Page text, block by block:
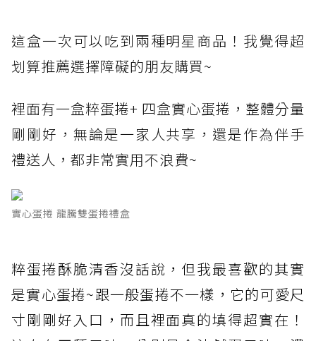
這盒一次可以吃到兩種明星商品！我覺得超
划算推薦選擇障礙的朋友購買~
裡面有一盒粹蛋捲+ 四盒實心蛋捲，整體分量
剛剛好，無論是一家人共享，還是作為伴手
禮送人，都非常實用不浪費~
實心蛋捲 龍騰雙蛋捲禮盒
粹蛋捲酥脆清香沒話說，但我最喜歡的其實
是實心蛋捲~跟一般蛋捲不一樣，它的可愛尺
寸剛剛好入口，而且裡面真的填得超實在！